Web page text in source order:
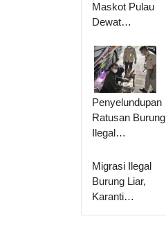
Maskot Pulau
Dewat…
Penyelundupan
Ratusan Burung
Ilegal…
Migrasi Ilegal
Burung Liar,
Karanti…